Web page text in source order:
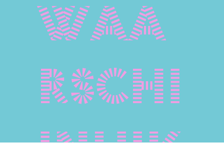
waa
rschi